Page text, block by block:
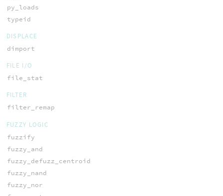
py_loads
typeid
DISPLACE
dimport
FILE I/O
file_stat
FILTER
filter_remap
FUZZY LOGIC
fuzzify
fuzzy_and
fuzzy_defuzz_centroid
fuzzy_nand
fuzzy_nor